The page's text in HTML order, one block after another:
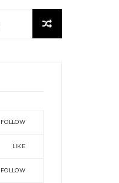
FOLLOW
LIKE
FOLLOW